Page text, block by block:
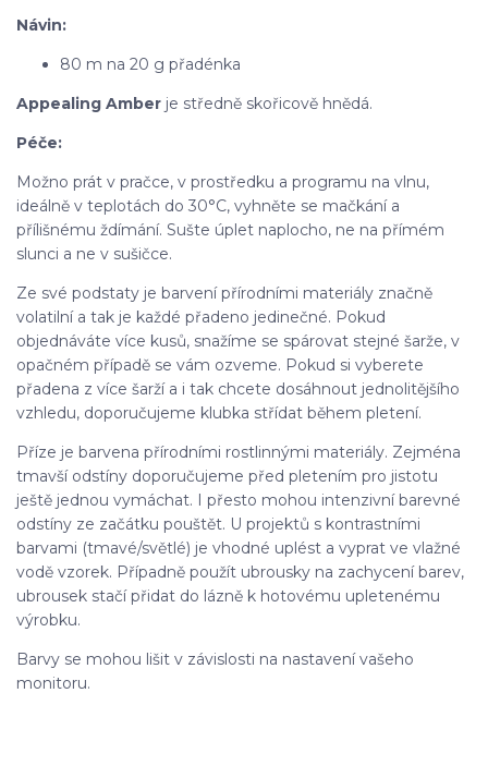
Návin:
80 m na 20 g přadénka
Appealing Amber je středně skořicově hnědá.
Péče:
Možno prát v pračce, v prostředku a programu na vlnu,
ideálně v teplotách do 30°C, vyhněte se mačkání a
přílišnému ždímání. Sušte úplet naplocho, ne na přímém
slunci a ne v sušičce.
Ze své podstaty je barvení přírodními materiály značně
volatilní a tak je každé přadeno jedinečné. Pokud
objednáváte více kusů, snažíme se spárovat stejné šarže, v
opačném případě se vám ozveme. Pokud si vyberete
přadena z více šarží a i tak chcete dosáhnout jednolitějšího
vzhledu, doporučujeme klubka střídat během pletení.
Příze je barvena přírodními rostlinnými materiály. Zejména
tmavší odstíny doporučujeme před pletením pro jistotu
ještě jednou vymáchat. I přesto mohou intenzivní barevné
odstíny ze začátku pouštět. U projektů s kontrastními
barvami (tmavé/světlé) je vhodné uplést a vyprat ve vlažné
vodě vzorek. Případně použít ubrousky na zachycení barev,
ubrousek stačí přidat do lázně k hotovému upletenému
výrobku.
Barvy se mohou lišit v závislosti na nastavení vašeho
monitoru.